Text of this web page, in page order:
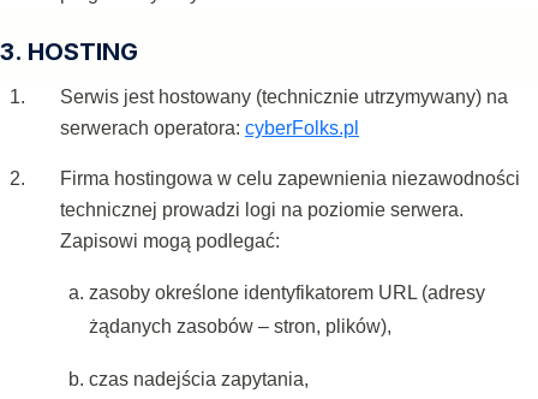
3. HOSTING
Serwis jest hostowany (technicznie utrzymywany) na
serwerach operatora: cyberFolks.pl
Firma hostingowa w celu zapewnienia niezawodności
technicznej prowadzi logi na poziomie serwera.
Zapisowi mogą podlegać:
zasoby określone identyfikatorem URL (adresy
żądanych zasobów – stron, plików),
czas nadejścia zapytania,